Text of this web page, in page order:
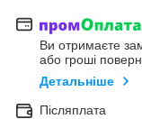
Ви отримаєте
або гроші
Детальніше
Післяплата